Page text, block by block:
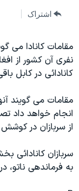
اصلی
به
جستجو
گزیده‌ها
ویژه برنامه‌ها
ویدیوها
فرهنگ و زندگی
حقوق شهروندی
اقتصادی
علم و فناوری
اسرائیل در جنگ
صفحه‌های ویژه
عملیات خشم حماسی
۲۵۰سالگی آمریکا
بایگانی برنامه‌های
مستندها
انتخابات ریاست جمهوری
حمله جمهوری
رمز مهسا
ورزش زنان در ایران
پخش رادیویی
یادگیری زبان انگلیسی
دنبال کنید
زبانهای مختلف
اشتراک
مقامات کانادا می
کانادائی در کابل
مقامات می گويند
انجام خواهد داد
از سربازان در
سربازان کانادائی
به فرماندهی ناتو،